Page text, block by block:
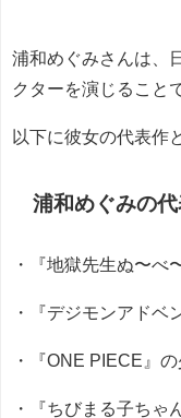
浦和めぐみさんは、
クターを演じること
以下に彼女の代表作
浦和めぐみの
・『地獄先生ぬ〜べ
・『デジモンアドベ
・『ONE PIECE』
・『ちびまる子ちゃ